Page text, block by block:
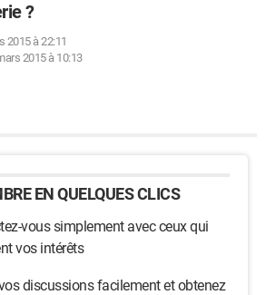
?
2015 à 22:11
2015 à 10:13
EN QUELQUES CLICS
vous simplement avec ceux qui
vos intérêts
discussions facilement et obtenez